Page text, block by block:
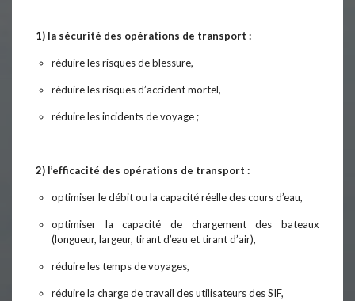
1) la sécurité des opérations de transport :
réduire les risques de blessure,
réduire les risques d’accident mortel,
réduire les incidents de voyage ;
2) l’efficacité des opérations de transport :
optimiser le débit ou la capacité réelle des cours d’eau,
optimiser la capacité de chargement des bateaux
(longueur, largeur, tirant d’eau et tirant d’air),
réduire les temps de voyages,
réduire la charge de travail des utilisateurs des SIF,